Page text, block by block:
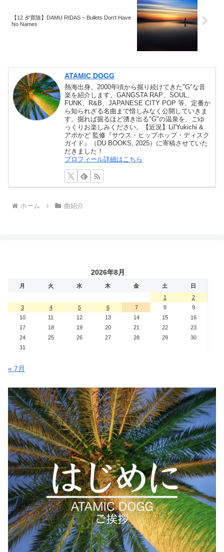
【12.夕寛陰】DAMU RIDAS – Bullets Don’t Have
No Names
ATAMIC DOGG
熱海出身。2000年頃から掘り続けてきた"G"な音
楽を紹介します。GANGSTA RAP、SOUL、
FUNK、R&B、JAPANESE CITY POP 等、定番か
ら知られざる名曲まで惜しみなく公開していきま
す。掘れば掘るほど湧き出る"G"の温泉を、ごゆ
っくりお楽しみください。【近況】Lil'Yukichi &
アボかど 監修『サウス・ヒップホップ・ディスク
ガイド』（DU BOOKS, 2025）に寄稿させていた
だきました！
プロフィール詳細はこちら
ホーム 曲紹介
2026年8月
月 火 水 木 金 土
日
1
2
3
4 5 6 7 8
9
10
11 12 13 14 15
16
17
18 19 20 21 22
23
24
25 26 27 28 29
30
31
« 7月